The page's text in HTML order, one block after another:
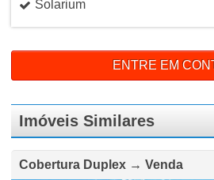
Solarium
ENTRE EM
Imóveis Similares
Cobertura Duplex → Venda